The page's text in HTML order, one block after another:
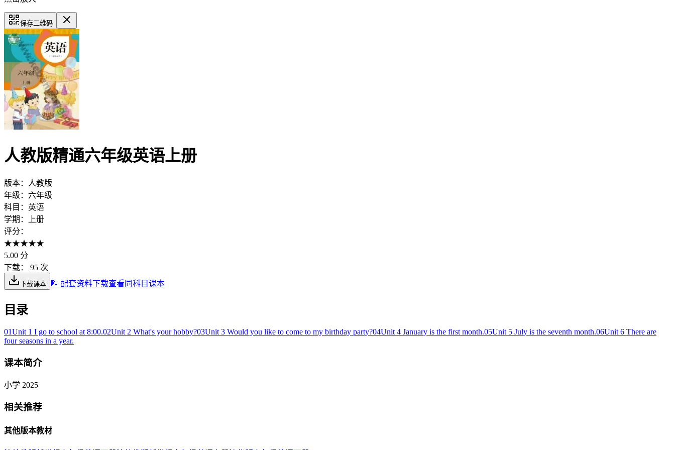
保存二维码
人教版精通六年级英语上册
版本：
人教版
年级： 六年级
科目： 英语
学期：
上册
评分：
★★★★★
5.00 分
下载：
95 次
下载课本 📝 配套资料下载查看同科目课本
目录
01Unit 1 I go to school at 8:00.02Unit 2 What's your hobby?03Unit 3 Would you like to come to my birthday party?04Unit 4 January is the first month.05Unit 5 July is the seventh month.06Unit 6 There are
four seasons in a year.
课本简介
小学 2025
相关推荐
其他版本教材